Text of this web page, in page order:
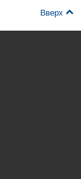
Вверх